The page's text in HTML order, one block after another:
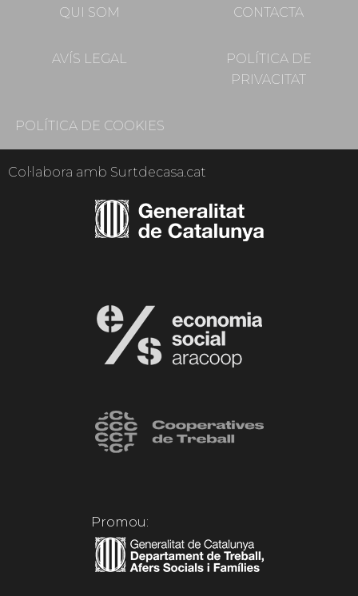
QUI SOM CONTACTA
AVÍS LEGAL
POLÍTICA DE
PRIVACITAT
POLÍTICA DE COOKIES
Col·labora amb Surtdecasa.cat
Promou: